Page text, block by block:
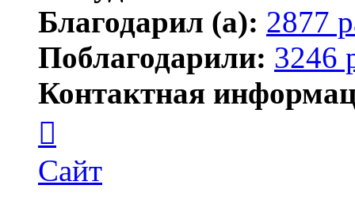
Благодарил (а): 2877
Поблагодарили: 3246
Контактная
пользователя
Maks42
Сайт